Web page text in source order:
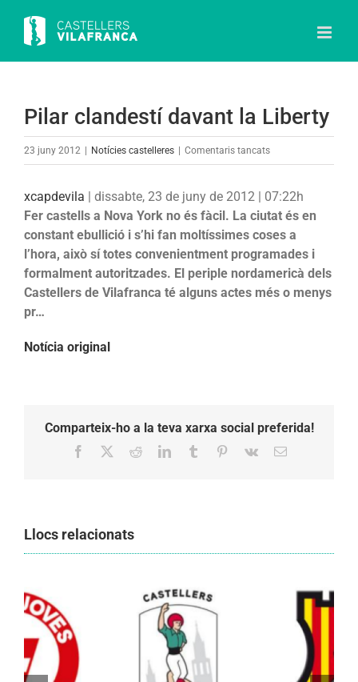
content
Pilar clandestí davant la Liberty
23 juny 2012 Notícies castelleres Comentaris tancatsa
xcapdevila | dissabte, 23 de juny de 2012 | 07:22h
Fer castells a Nova York no és fàcil. La ciutat és en
constant ebullició i s’hi fan moltíssimes coses a
l’hora, això sí totes convenientment programades i
formalment autoritzades. El periple nordamericà dels
Castellers de Vilafranca té alguns actes més o menys
pr…
Notícia original
Comparteix-ho a la teva xarxa social preferida!
Facebook RedditLinkedInTumblr Pinterest
Vk Email:
Llocs relacionats